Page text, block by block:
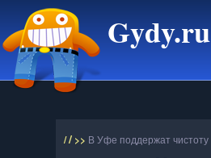
Gydy.ru
// >> В Уфе поддержат чистоту